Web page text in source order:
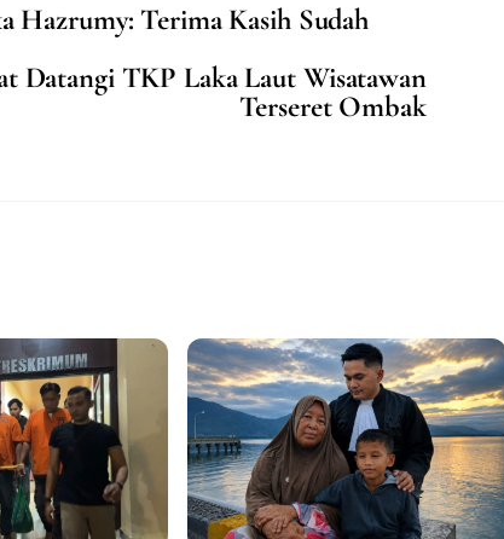
Hazrumy: Terima Kasih Sudah
Datangi TKP Laka Laut Wisatawan
Terseret Ombak